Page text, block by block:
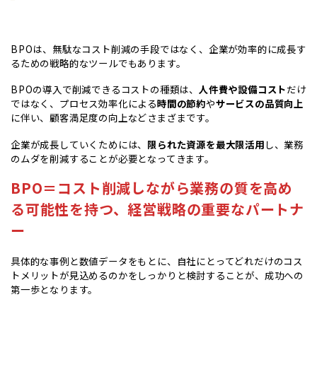
BPOは、無駄なコスト削減の手段ではなく、企業が効率的に成長す
るための戦略的なツールでもあります。
BPOの導入で削減できるコストの種類は、人件費や設備コストだけ
ではなく、プロセス効率化による時間の節約やサービスの品質向上
に伴い、顧客満足度の向上などさまざまです。
企業が成長していくためには、 限られた資源を最大限活用 し、業務
のムダを削減することが必要となってきます。
BPO＝コスト削減しながら業務の質を高め
る可能性を持つ、経営戦略の重要なパートナ
ー
具体的な事例と数値データをもとに、自社にとってどれだけのコス
トメリットが見込めるのかをしっかりと検討することが、成功への
第一歩となります。